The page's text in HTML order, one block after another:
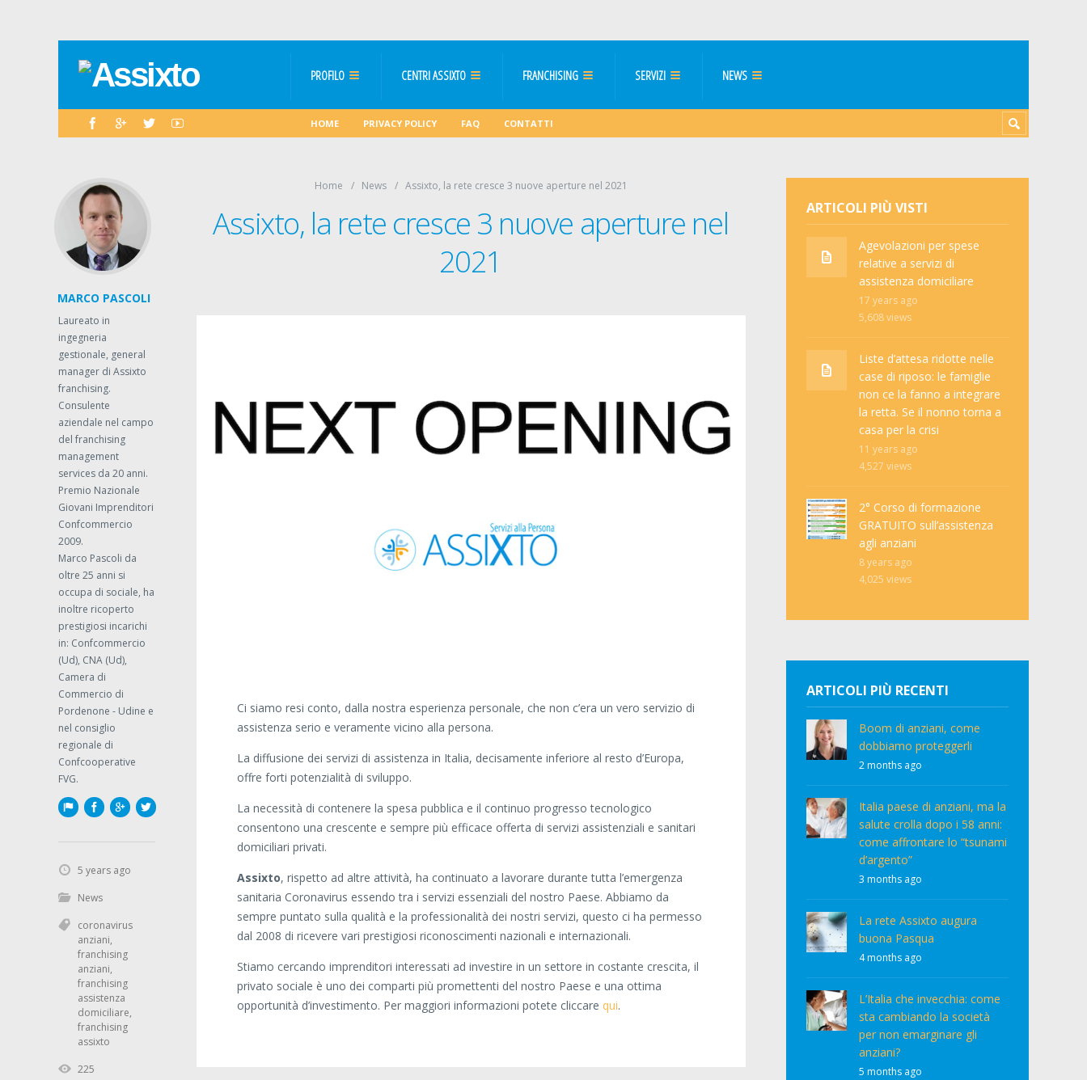
PROFILO CENTRI ASSIXTO FRANCHISING SERVIZI NEWS
HOME PRIVACY POLICY FAQ CONTATTI
Home News Assixto, la rete cresce 3 nuove aperture nel 2021
Assixto, la rete cresce 3 nuove aperture nel
2021
Ci siamo resi conto, dalla nostra esperienza personale, che non c’era un vero servizio di
assistenza serio e veramente vicino alla persona.
La diffusione dei servizi di assistenza in Italia, decisamente inferiore al resto d’Europa,
offre forti potenzialità di sviluppo.
La necessità di contenere la spesa pubblica e il continuo progresso tecnologico
consentono una crescente e sempre più efficace offerta di servizi assistenziali e sanitari
domiciliari privati.
Assixto, rispetto ad altre attività, ha continuato a lavorare durante tutta l’emergenza
sanitaria Coronavirus essendo tra i servizi essenziali del nostro Paese. Abbiamo da
sempre puntato sulla qualità e la professionalità dei nostri servizi, questo ci ha permesso
dal 2008 di ricevere vari prestigiosi riconoscimenti nazionali e internazionali.
Stiamo cercando imprenditori interessati ad investire in un settore in costante crescita, il
privato sociale è uno dei comparti più promettenti del nostro Paese e una ottima
opportunità d’investimento. Per maggiori informazioni potete cliccare qui.
MARCO PASCOLI
Laureato in
ingegneria
gestionale, general
manager di Assixto
franchising.
Consulente
aziendale nel campo
del franchising
management
services da 20 anni.
Premio Nazionale
Giovani Imprenditori
Confcommercio
2009.
Marco Pascoli da
oltre 25 anni si
occupa di sociale, ha
inoltre ricoperto
prestigiosi incarichi
in: Confcommercio
(Ud), CNA (Ud),
Camera di
Commercio di
Pordenone - Udine e
nel consiglio
regionale di
Confcooperative
FVG.
5 years ago
News
coronavirus
anziani,
franchising
anziani,
franchising
assistenza
domiciliare,
franchising
assixto
225
ARTICOLI PIÙ VISTI
Agevolazioni per spese
relative a servizi di
assistenza domiciliare
17 years ago
5,608views
Liste d’attesa ridotte nelle
case di riposo: le famiglie
non ce la fanno a integrare
la retta. Se il nonno torna a
casa per la crisi
11 years ago
4,527 views
2° Corso di formazione
GRATUITO sull’assistenza
agli anziani
8 years ago
4,025 views
ARTICOLI PIÙ RECENTI
Boom di anziani, come
dobbiamo proteggerli
2 months ago
Italia paese di anziani, ma la
salute crolla dopo i 58 anni:
come affrontare lo “tsunami
d’argento”
3 months ago
La rete Assixto augura
buona Pasqua
4 months ago
L’Italia che invecchia: come
sta cambiando la società
per non emarginare gli
anziani?
5 months ago